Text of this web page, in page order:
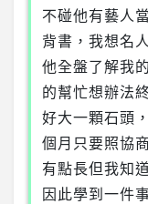
不碰他有藝人
背書，我想名
他全盤了解我
的幫忙想辦法
好大一顆石頭
個月只要照協
有點長但我知
因此學到一件